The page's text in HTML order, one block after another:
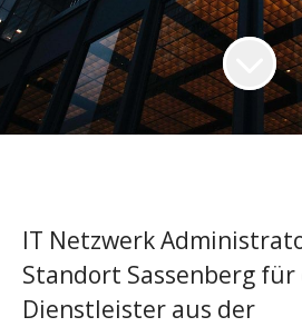
IT Netzwerk
Standort Sassenberg für
Dienstleister aus der